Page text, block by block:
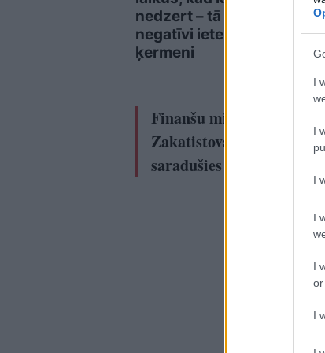
I
I
I
I
I
or
I
nedzert – tā var
negatīvi ietekmēt tavu
ķermeni
Finanšu ministrijas
Zakatistova kungs
saradušies mākslinieku.